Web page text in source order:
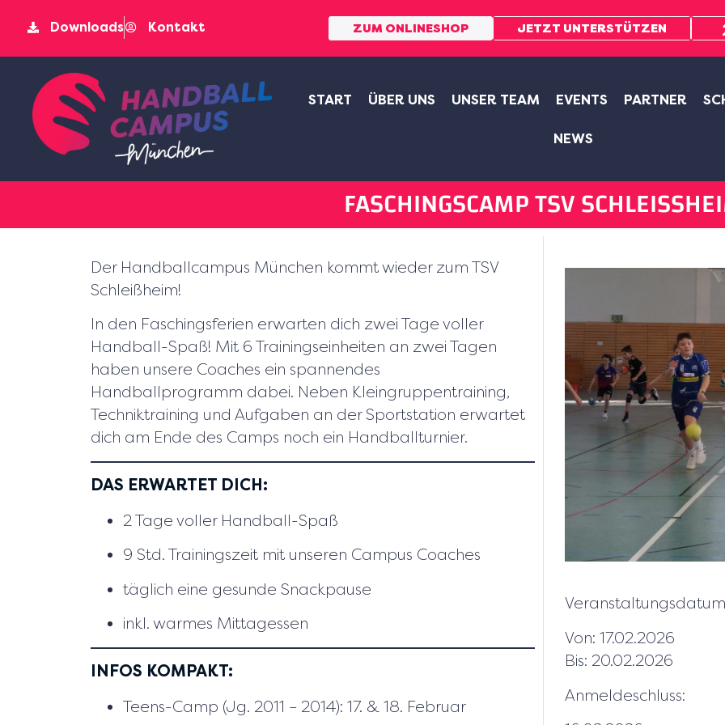
Downloads Kontakt ZUM ONLINESHOP JETZT UNTERSTÜTZEN
START ÜBER UNS UNSER TEAM EVENTS PARTNER
NEWS
FASCHINGSCAMP TSV SCHLEISSHEIM
Der Handballcampus München kommt wieder zum TSV
Schleißheim!
In den Faschingsferien erwarten dich zwei Tage voller
Handball-Spaß! Mit 6 Trainingseinheiten an zwei Tagen
haben unsere Coaches ein spannendes
Handballprogramm dabei. Neben Kleingruppentraining,
Techniktraining und Aufgaben an der Sportstation erwartet
dich am Ende des Camps noch ein Handballturnier.
DAS ERWARTET DICH:
2 Tage voller Handball-Spaß
9 Std. Trainingszeit mit unseren Campus Coaches
täglich eine gesunde Snackpause
inkl. warmes Mittagessen
INFOS KOMPAKT:
Teens-Camp (Jg. 2011 – 2014): 17. & 18. Februar
Von: 17.02.2026
Bis: 20.02.2026
Anmeldeschluss: